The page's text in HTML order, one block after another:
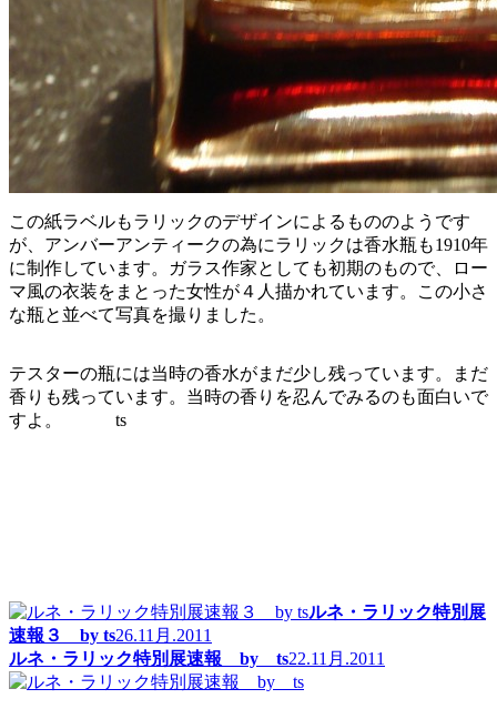
この紙ラベルもラリックのデザインによるもののようです
が、アンバーアンティークの為にラリックは香水瓶も1910年
に制作しています。ガラス作家としても初期のもので、ロー
マ風の衣装をまとった女性が４人描かれています。この小さ
な瓶と並べて写真を撮りました。
テスターの瓶には当時の香水がまだ少し残っています。まだ
香りも残っています。当時の香りを忍んでみるのも面白いで
すよ。 ts
ルネ・ラリック特別展
速報３ by ts26.11月.2011
ルネ・ラリック特別展速報 by ts22.11月.2011